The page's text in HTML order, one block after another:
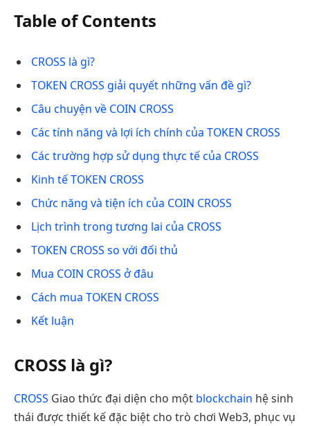
Table of Contents
CROSS là gì?
TOKEN CROSS giải quyết những vấn đề gì?
Câu chuyện về COIN CROSS
Các tính năng và lợi ích chính của TOKEN CROSS
Các trường hợp sử dụng thực tế của CROSS
Kinh tế TOKEN CROSS
Chức năng và tiện ích của COIN CROSS
Lịch trình trong tương lai của CROSS
TOKEN CROSS so với đối thủ
Mua COIN CROSS ở đâu
Cách mua TOKEN CROSS
Kết luận
CROSS là gì?
CROSS Giao thức đại diện cho một blockchain hệ sinh
thái được thiết kế đặc biệt cho trò chơi Web3, phục vụ